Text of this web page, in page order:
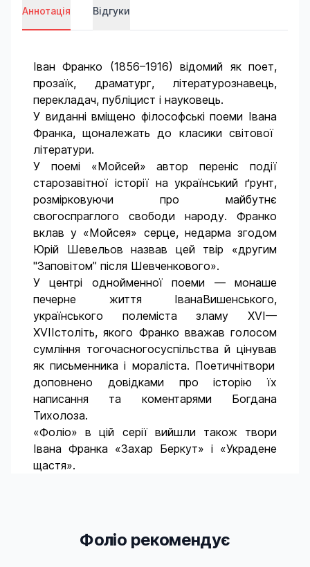
Аннотація Відгуки
Іван Франко (1856–1916)відомий як поет,
прозаїк, драматург, літературознавець,
перекладач, публіцист і науковець.
У виданні вміщено філософські поеми Івана
Франка,щоналежать до класики світової
літератури.
У поемі «Мойсей» авторпереніс
події
старозавітної історіїнаукраїнський ґрунт,
розмірковуючи про майбутнє
свогоспраглого свободи народу. Франко
вклав у «Мойсея» серце, недарма згодом
Юрій
Шевельов назвав цей твір «другим
"Заповітом” після Шевченкового».
Уцентрі однойменної поеми —монаше
печерне
життя ІванаВишенського,
українського
полеміста зламу ХVI—
XVIIстоліть,якого Франко вважав голосом
сумління тогочасногосуспільства йцінував
якписьменника і мораліста. Поетичнітвори
доповнено
довідками проісторію
їх
написання та коментарями Богдана
Тихолоза.
«Фоліо» вцій серії вийшли також твори
Івана Франка «Захар Беркут» і «Украдене
щастя».
Фоліо рекомендує